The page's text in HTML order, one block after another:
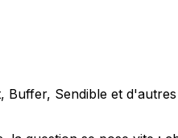
Buffer, Sendible et